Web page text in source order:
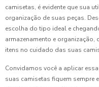
camisetas, é evidente que sua
organização de suas peças.
escolha do tipo ideal e
armazenamento e
itens no cuidado das suas
Convidamos você a aplicar
suas camisetas fiquem sempre